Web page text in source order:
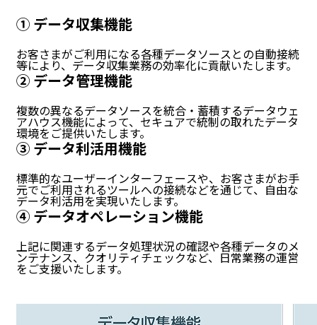
① データ収集機能
お客さまがご利用になる各種データソースとの自動接続
等により、データ収集業務の効率化に貢献いたします。
② データ管理機能
複数の異なるデータソースを統合・蓄積するデータウェ
アハウス機能によって、セキュアで統制の取れたデータ
環境をご提供いたします。
③ データ利活用機能
標準的なユーザーインターフェースや、お客さまがお手
元でご利用されるツールへの接続などを通じて、自由な
データ利活用を実現いたします。
④ データオペレーション機能
上記に関連するデータ処理状況の確認や各種データのメ
ンテナンス、クオリティチェックなど、日常業務の運営
をご支援いたします。